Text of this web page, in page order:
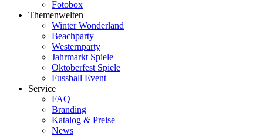
Fotobox
Themenwelten
Winter Wonderland
Beachparty
Westernparty
Jahrmarkt Spiele
Oktoberfest Spiele
Fussball Event
Service
FAQ
Branding
Katalog & Preise
News